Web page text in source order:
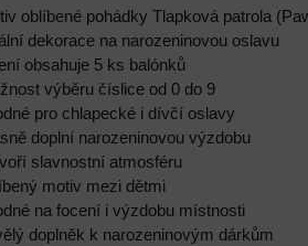
oblíbené pohádky Tlapková patrola
dekorace na narozeninovou oslavu
obsahuje 5 ks balónků
výběru číslice od 0 do 9
pro chlapecké i dívčí oslavy
doplní narozeninovou výzdobu
slavnostní atmosféru
motiv mezi dětmi
na focení i výzdobu místnosti
doplněk k narozeninovým dárkům